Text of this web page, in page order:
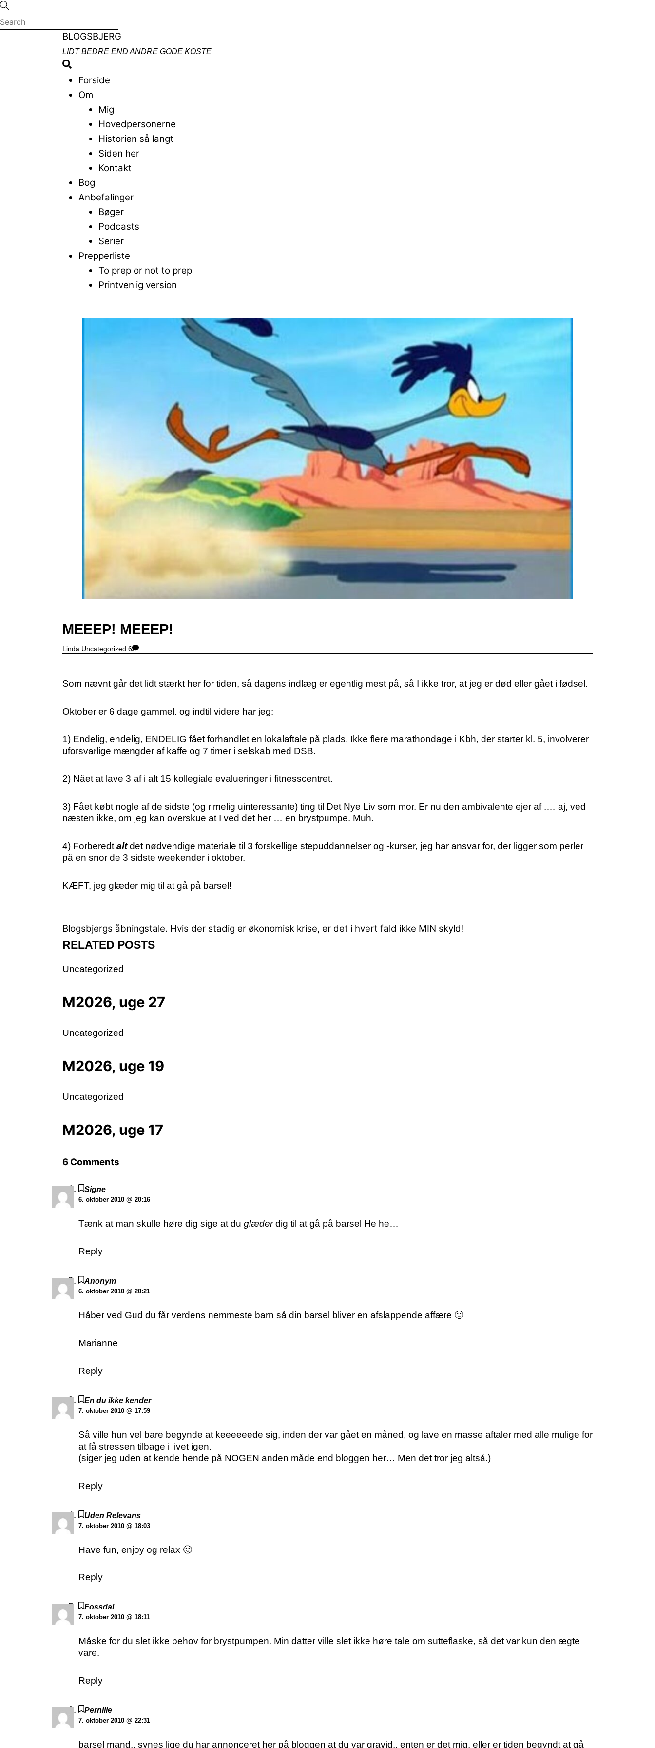
Skip
to
Menu
BLOGSBJERG
LIDT BEDRE END ANDRE GODE KOSTE
Search
Forside
Om
Mig
Hovedpersonerne
Historien så langt
Siden her
Kontakt
Bog
Anbefalinger
Bøger
Podcasts
Serier
Prepperliste
To prep or not to prep
Printvenlig version
Close
MEEEP! MEEEP!
Linda Uncategorized 6
Som nævnt går det lidt stærkt her for tiden, så dagens indlæg er egentlig mest på, så I ikke tror, at jeg er død eller gået i fødsel.
Oktober er 6 dage gammel, og indtil videre har jeg:
1) Endelig, endelig, ENDELIG fået forhandlet en lokalaftale på plads. Ikke flere marathondage i Kbh, der starter kl. 5, involverer
uforsvarlige mængder af kaffe og 7 timer i selskab med DSB.
2) Nået at lave 3 af i alt 15 kollegiale evalueringer i fitnesscentret.
3) Fået købt nogle af de sidste (og rimelig uinteressante) ting til Det Nye Liv som mor. Er nu den ambivalente ejer af .… aj, ved
næsten ikke, om jeg kan overskue at I ved det her … en brystpumpe. Muh.
4) Forberedt altdet nødvendige materiale til 3 forskellige stepuddannelser og -kurser, jeg har ansvar for, der ligger som perler
på en snor de 3 sidste weekender i oktober.
KÆFT, jeg glæder mig til at gå på barsel!
Blogsbjergs åbningstale. Hvis der stadig er økonomisk krise, er det i hvert fald ikke MIN skyld!
RELATED POSTS
Uncategorized
M2026, uge 27
Uncategorized
M2026, uge 19
Uncategorized
M2026, uge 17
6 Comments
Signe
6. oktober 2010 @ 20:16
Tænk at man skulle høre dig sige at du glæderdig til at gå på barsel He he…
Reply
Anonym
6. oktober 2010 @ 20:21
Håber ved Gud du får verdens nemmeste barn så din barsel bliver en afslappende affære 🙂
Marianne
Reply
En du ikke kender
7. oktober 2010 @ 17:59
Så ville hun vel bare begynde at keeeeeede sig, inden der var gået en måned, og lave en masse aftaler med alle mulige for
at få stressen tilbage i livet igen.
(siger jeg uden at kende hende på NOGEN anden måde end bloggen her… Men det tror jeg altså.)
Reply
Uden Relevans
7. oktober 2010 @ 18:03
Have fun, enjoy og relax 🙂
Reply
Fossdal
7. oktober 2010 @ 18:11
Måske for du slet ikke behov for brystpumpen. Min datter ville slet ikke høre tale om sutteflaske, så det var kun den ægte
vare.
Reply
Pernille
7. oktober 2010 @ 22:31
barsel mand.. synes lige du har annonceret her på bloggen at du var gravid.. enten er det mig, eller er tiden begyndt at gå